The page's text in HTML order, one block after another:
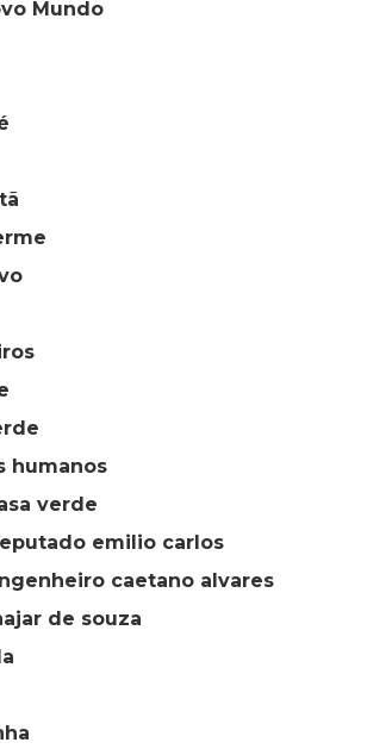
Mundo
humanos
verde
emilio carlos
caetano alvares
de souza